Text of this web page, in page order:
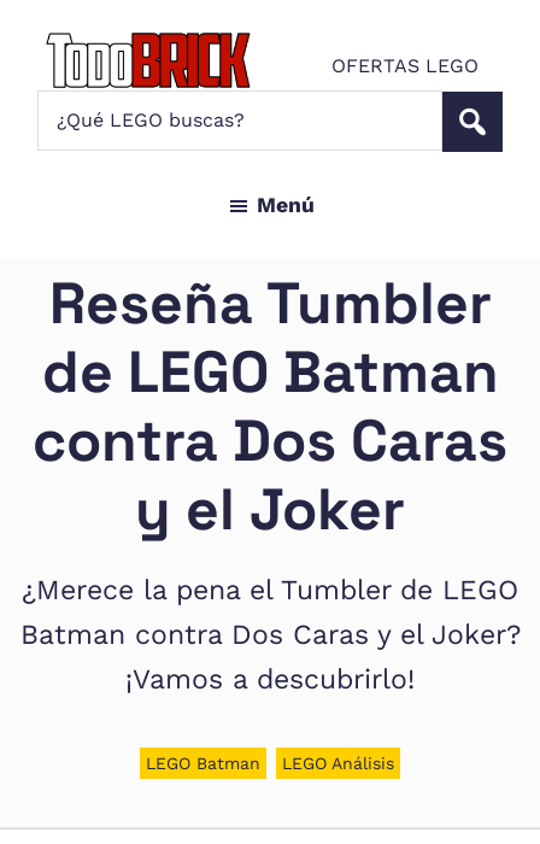
contenido
principal
página
Brick
OFERTAS LEGO
Noticias
amantes
Menú
Reseña Tumbler
de LEGO Batman
contra Dos Caras
y el Joker
¿Merece la pena el Tumbler de LEGO
Batman contra Dos Caras y el Joker?
¡Vamos a descubrirlo!
LEGO Batman LEGO Análisis